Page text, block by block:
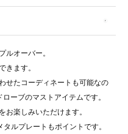
オーバー。
ます。
せたコーディネートも可能なの
ーブのマストアイテムです。
楽しみいただけます。
ルプレートもポイントです。